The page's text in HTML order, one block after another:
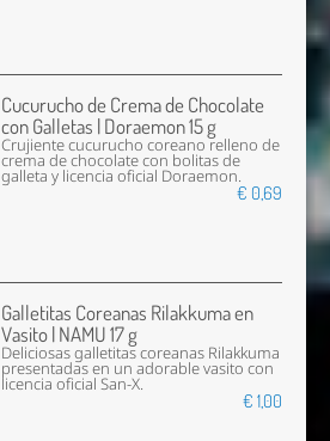
Cucurucho de Crema de Chocolate
con Galletas | Doraemon 15 g
Crujiente cucurucho coreano relleno de
crema de chocolate con bolitas de
galleta y licencia oficial Doraemon.
€ 0,69
Galletitas Coreanas Rilakkuma en
Vasito | NAMU 17 g
Deliciosas galletitas coreanas Rilakkuma
presentadas en un adorable vasito con
licencia oficial San-X.
€ 1,00